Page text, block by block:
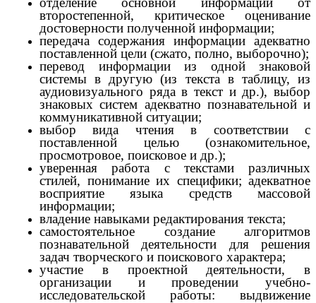
второстепенной, критическое оценивание
достоверности полученной информации;
передача содержания информации адекватно
поставленной цели (сжато, полно, выборочно);
перевод информации из одной знаковой
системы в другую (из текста в таблицу, из
аудиовизуального ряда в текст и др.), выбор
знаковых систем адекватно познавательной и
коммуникативной ситуации;
выбор вида чтения в соответствии с
поставленной целью (ознакомительное,
просмотровое, поисковое и др.);
уверенная работа с текстами различных
стилей, понимание их специфики; адекватное
восприятие языка средств массовой
информации;
владение навыками редактирования текста;
самостоятельное создание алгоритмов
познавательной деятельности для решения
задач творческого и поискового характера;
участие в проектной деятельности, в
организации и проведении учебно-
исследовательской работы: выдвижение